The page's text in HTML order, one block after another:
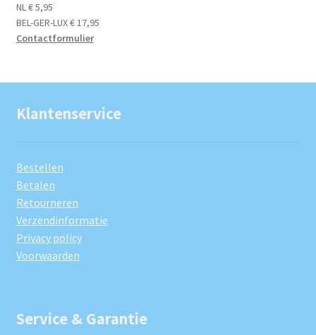
NL € 5,95
BEL-GER-LUX € 17,95
Contactformulier
Klantenservice
Bestellen
Betalen
Retourneren
Verzendinformatie
Privacy policy
Voorwaarden
Service & Garantie